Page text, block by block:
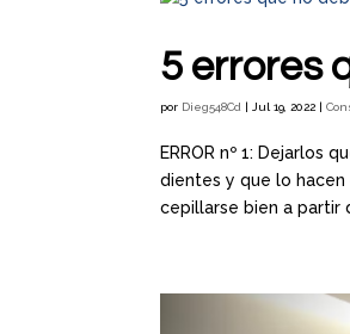
5 errores
por Dieg548Cd | Jul 19, 2022 |
ERROR nº 1: Dejarlos
dientes y que lo
cepillarse bien a partir